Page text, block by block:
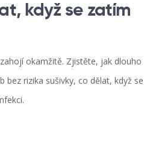
když se zatím
okamžitě. Zjistěte, jak dlouho
bez rizika sušivky, co dělat, když se